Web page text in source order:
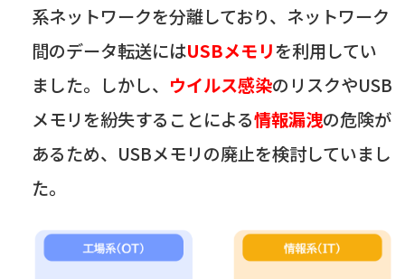
系ネットワークを分離しており、ネットワーク
間のデータ転送にはUSBメモリを利用してい
ました。しかし、 ウイルス感染のリスクやUSB
メモリを紛失することによる情報漏洩の危険が
あるため、 USBメモリの廃止を検討していまし
た。